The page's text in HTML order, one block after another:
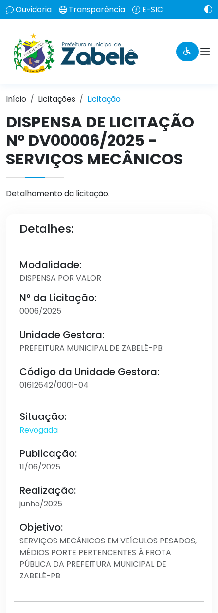
Ouvidoria Transparência E-SIC
Início Licitações Licitação
DISPENSA DE LICITAÇÃO
Nº DV00006/2025 -
SERVIÇOS MECÂNICOS
Detalhamento da licitação.
Detalhes:
Modalidade:
DISPENSA POR VALOR
N° da Licitação:
0006/2025
Unidade Gestora:
PREFEITURA MUNICIPAL DE ZABELÊ-PB
Código da Unidade Gestora:
01612642/0001-04
Situação:
Revogada
Publicação:
11/06/2025
Realização:
junho/2025
Objetivo:
SERVIÇOS MECÂNICOS EM VEÍCULOS PESADOS,
MÉDIOS PORTE PERTENCENTES À FROTA
PÚBLICA DA PREFEITURA MUNICIPAL DE
ZABELÊ-PB